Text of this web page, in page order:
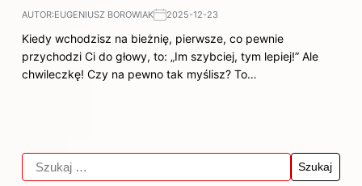
AUTOR:EUGENIUSZ BOROWIAK 2025-12-23
Kiedy wchodzisz na bieżnię, pierwsze, co pewnie
przychodzi Ci do głowy, to: „Im szybciej, tym lepiej!” Ale
chwileczkę! Czy na pewno tak myślisz? To…